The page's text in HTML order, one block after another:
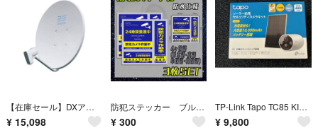
【在庫セール】DXアンテナ bsアンテナ BS・110度CSアンテナ 50形 2
¥ 15,098
防犯ステッカー ブルー 3枚セット 防犯カメラ セキュリティー シール 防水 青
¥ 300
TP-Link Tapo TC85 KIT EU/2.0 防犯カメラ ソーラー発電
¥ 9,800